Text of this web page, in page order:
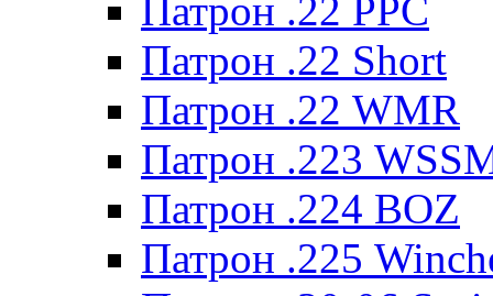
Патрон .22 PPC
Патрон .22 Short
Патрон .22 WMR
Патрон .223
Патрон .224 BOZ
Патрон .225